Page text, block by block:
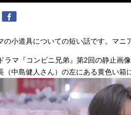
の小道具についての短い話です。マニ
ラマ『コンビニ兄弟』第2回の静止画
（中島健人さん）の左にある黄色い箱